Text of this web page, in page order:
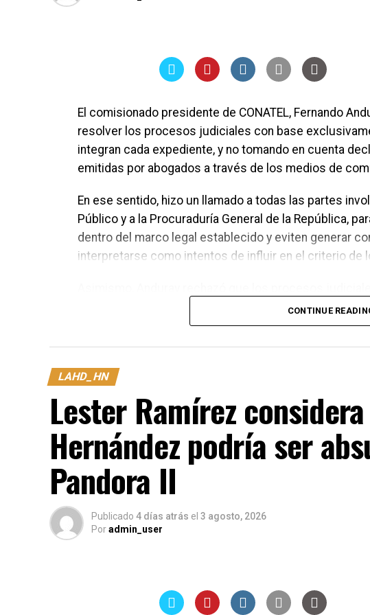
subsidios para reducir el impacto en la población,
pueden sostenerse de manera indefinida.
El comisionado presidente de CONATEL, Fernando
resolver los procesos judiciales con base
integran cada expediente, y no tomando en cuenta
emitidas por abogados a través de los medios de
En ese sentido, hizo un llamado a todas las partes
Público y a la Procuraduría General de la República,
dentro del marco legal establecido y eviten generar
interpretarse como intentos de influir en el criterio de
para la unidad del Partido Nacional. Aseguró que los
tribunales de justicia, mientras que las diferencias o
discutirse y definirse en el momento que
CONTINUE
LAHD_HN
Lester Ramírez
Hernández podría ser
Pandora II
Publicado 4 días atrás el 3 agosto, 2026
Poradmin_user